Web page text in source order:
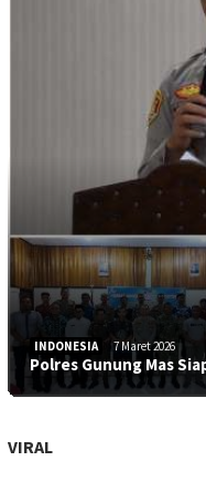
INDONESIA 7 Maret 2026
Polres Gunung Mas
VIRAL